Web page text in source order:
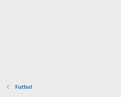
Futbol